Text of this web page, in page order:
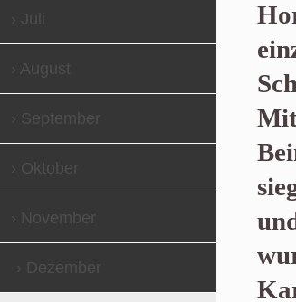
Juli
August
September
Oktober
November
Dezember